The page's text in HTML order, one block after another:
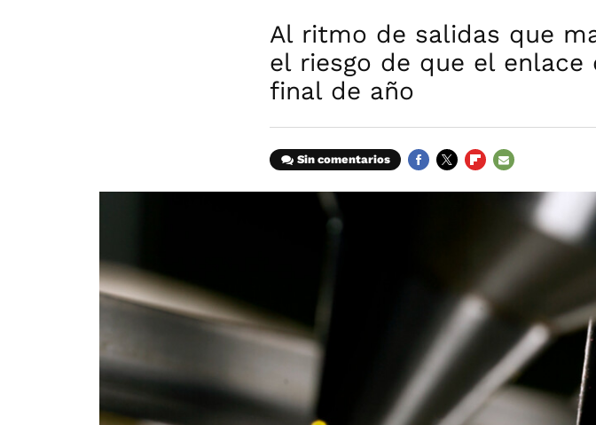
Al ritmo de salidas que
el riesgo de que el
final de año
Sin comentarios